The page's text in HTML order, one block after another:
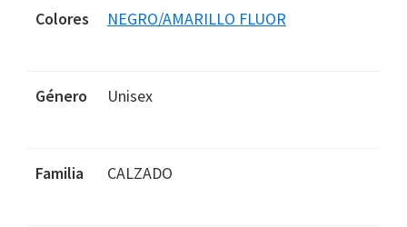
Colores NEGRO/AMARILLO FLUOR
Género Unisex
Familia CALZADO